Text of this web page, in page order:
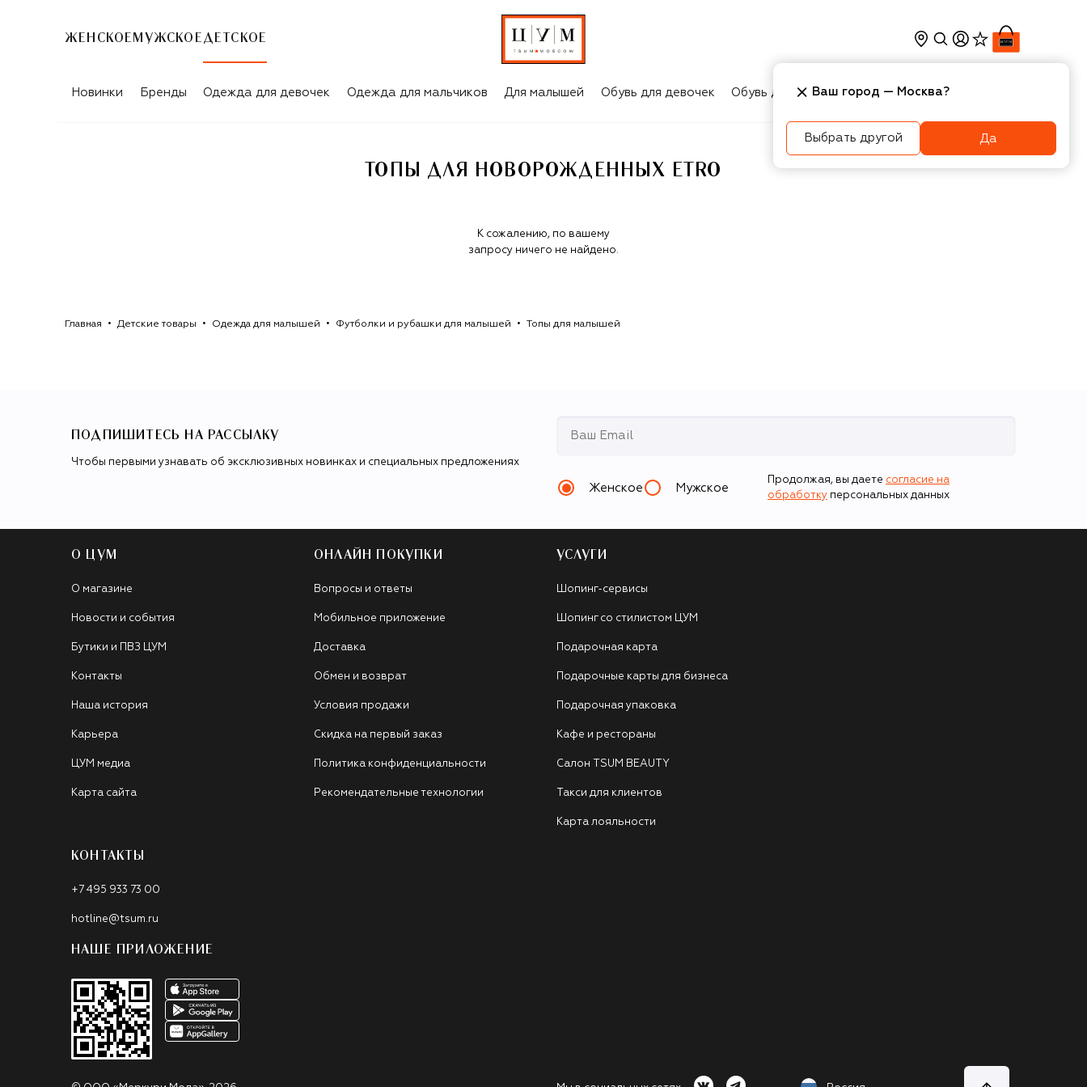
ЖЕНСКОЕ МУЖСКОЕ ДЕТСКОЕ
ТОПЫ ДЛЯ НОВОРОЖДЕННЫХ ETRO
Новинки Бренды Одежда для девочек Одежда для мальчиков Для малышей Обувь для девочек Обувь для мальчиков Игрушки Аксесcуары
ТОПЫ ДЛЯ НОВОРОЖДЕННЫХ ETRO
К сожалению, по вашему
запросу ничего не найдено.
Главная Детские товары Одежда для малышей Футболки и рубашки для малышей Топы для малышей
ПОДПИШИТЕСЬ НА РАССЫЛКУ
Чтобы первыми узнавать об эксклюзивных новинках и специальных предложениях
Женское Мужское
Продолжая, вы даете согласие на
обработку персональных данных
О ЦУМ
О магазине
Новости и события
Бутики и ПВЗ ЦУМ
Контакты
Наша история
Карьера
ЦУМ медиа
Карта сайта
ОНЛАЙН ПОКУПКИ
Вопросы и ответы
Мобильное приложение
Доставка
Обмен и возврат
Условия продажи
Скидка на первый заказ
Политика конфиденциальности
Рекомендательные технологии
УСЛУГИ
Шопинг-сервисы
Шопинг со стилистом ЦУМ
Подарочная карта
Подарочные карты для бизнеса
Подарочная упаковка
Кафе и рестораны
Салон TSUM BEAUTY
Такси для клиентов
Карта лояльности
КОНТАКТЫ
+7 495 933 73 00
hotline@tsum.ru
НАШЕ ПРИЛОЖЕНИЕ
Ваш город — Москва?
Выбрать другой Да